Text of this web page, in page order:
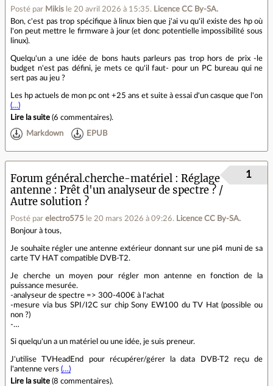
Posté par Mikis le 20 avril 2026 à 15:35. Licence CC By‑SA.
Bon, c'est pas trop spécifique à linux bien que j'ai vu qu'il existe des hp où
l'on peut mettre le firmware à jour (et donc potentielle impossibilité sous
linux).
Quelqu'un a une idée de bons hauts parleurs pas trop hors de prix -le
budget n'est pas défini, je mets ce qu'il faut- pour un PC bureau qui ne
sert pas au jeu ?
Les hp actuels de mon pc ont +25 ans et suite à essai d'un casque que l'on
(…)
Lire la suite (6 commentaires).
Markdown EPUB
Forum général.cherche-matériel
Réglage
antenne : Prêt d'un analyseur de spectre ? /
Autre solution ?
Posté par electro575 le 20 mars 2026 à 09:26. Licence CC By‑SA.
1
Bonjour à tous,
Je souhaite régler une antenne extérieur donnant sur une pi4 muni de sa
carte TV HAT compatible DVB-T2.
Je cherche un moyen pour régler mon antenne en fonction de la
puissance mesurée.
-analyseur de spectre => 300-400€ à l'achat
-mesure via bus SPI/I2C sur chip Sony EW100 du TV Hat (possible ou
non ?)
-…
Si quelqu'un a un matériel ou une idée, je suis preneur.
J'utilise TVHeadEnd pour récupérer/gérer la data DVB-T2 reçu de
l'antenne vers (…)
Lire la suite (8 commentaires).